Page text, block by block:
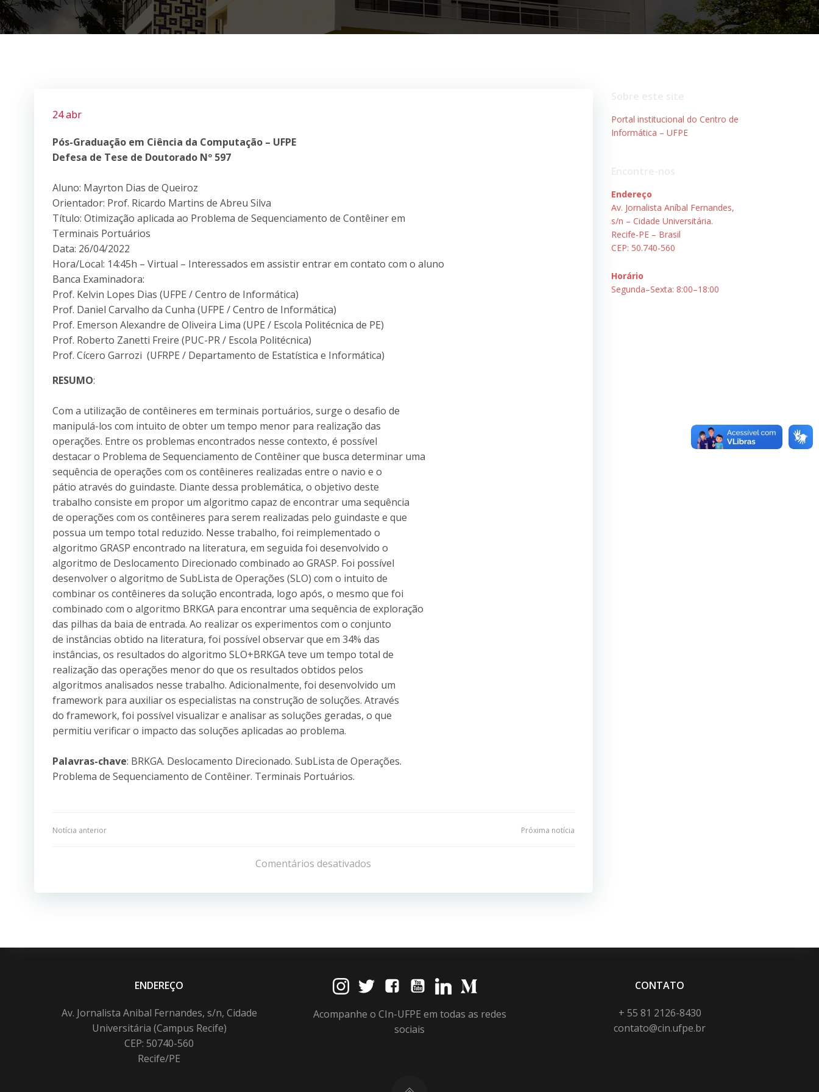
24 abr
Pós-Graduação em Ciência da Computação – UFPE
Defesa de Tese de Doutorado Nº 597
Aluno: Mayrton Dias de Queiroz
Orientador: Prof. Ricardo Martins de Abreu Silva
Título: Otimização aplicada ao Problema de Sequenciamento de Contêiner em
Terminais Portuários
Data: 26/04/2022
Hora/Local: 14:45h – Virtual – Interessados em assistir entrar em contato com o aluno
Banca Examinadora:
Prof. Kelvin Lopes Dias (UFPE / Centro de Informática)
Prof. Daniel Carvalho da Cunha (UFPE / Centro de Informática)
Prof. Emerson Alexandre de Oliveira Lima (UPE / Escola Politécnica de PE)
Prof. Roberto Zanetti Freire (PUC-PR / Escola Politécnica)
Prof. Cícero Garrozi (UFRPE / Departamento de Estatística e Informática)
RESUMO:
Com a utilização de contêineres em terminais portuários, surge o desafio de
manipulá-los com intuito de obter um tempo menor para realização das
operações. Entre os problemas encontrados nesse contexto, é possível
destacar o Problema de Sequenciamento de Contêiner que busca determinar uma
sequência de operações com os contêineres realizadas entre o navio e o
pátio através do guindaste. Diante dessa problemática, o objetivo deste
trabalho consiste em propor um algoritmo capaz de encontrar uma sequência
de operações com os contêineres para serem realizadas pelo guindaste e que
possua um tempo total reduzido. Nesse trabalho, foi reimplementado o
algoritmo GRASP encontrado na literatura, em seguida foi desenvolvido o
algoritmo de Deslocamento Direcionado combinado ao GRASP. Foi possível
desenvolver o algoritmo de SubLista de Operações (SLO) com o intuito de
combinar os contêineres da solução encontrada, logo após, o mesmo que foi
combinado com o algoritmo BRKGA para encontrar uma sequência de exploração
das pilhas da baia de entrada. Ao realizar os experimentos com o conjunto
de instâncias obtido na literatura, foi possível observar que em 34% das
instâncias, os resultados do algoritmo SLO+BRKGA teve um tempo total de
realização das operações menor do que os resultados obtidos pelos
algoritmos analisados nesse trabalho. Adicionalmente, foi desenvolvido um
framework para auxiliar os especialistas na construção de soluções. Através
do framework, foi possível visualizar e analisar as soluções geradas, o que
permitiu verificar o impacto das soluções aplicadas ao problema.
Palavras-chave: BRKGA. Deslocamento Direcionado. SubLista de Operações.
Problema de Sequenciamento de Contêiner. Terminais Portuários.
Navegação
Post
Notícia anterior
de
Post
Próxima notícia
Comentários desativados
Portal institucional do Centro de
Informática – UFPE
Endereço
Av. Jornalista Aníbal Fernandes,
s/n – Cidade Universitária.
Recife-PE – Brasil
CEP: 50.740-560
Horário
Segunda–Sexta: 8:00–18:00
ENDEREÇO
Av. Jornalista Anibal Fernandes, s/n, Cidade
Universitária (Campus Recife)
CEP: 50740-560
Recife/PE
Acompanhe o CIn-UFPE em todas as redes
sociais
CONTATO
+ 55 81 2126-8430
contato@cin.ufpe.br